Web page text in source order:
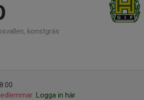
konstgräs
Logga in här